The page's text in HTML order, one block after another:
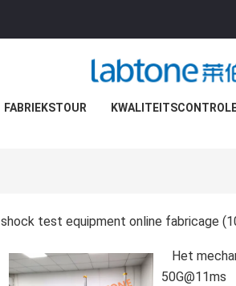
FABRIEKSTOUR
shock test equipment online fabricage
Het
50G@11ms